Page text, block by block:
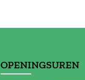
OPENINGSUREN